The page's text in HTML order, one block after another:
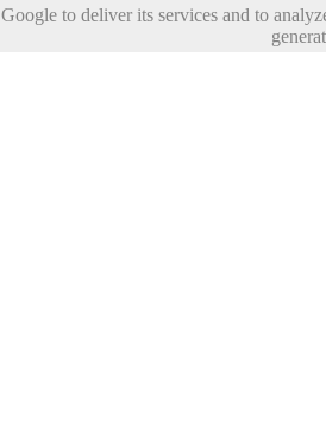
to deliver its services and to